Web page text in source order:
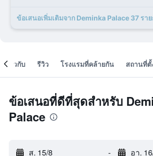
ข้อเสนอเพิ่มเติมจาก Deminka Palace 37 รา
เกี่ยวกับ รีวิว โรงแรมที่คล้ายกัน สถานที่ตั้
ข้อเสนอที่ดีที่สุดสำหรับ
Palace
ส. 15/8 - อา.